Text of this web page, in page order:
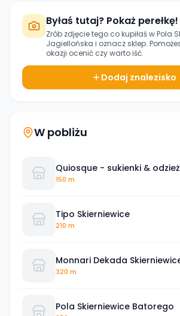
Byłaś tutaj? Pokaż perełkę!
Zrób zdjęcie tego co kupiłaś wPola
Jagiellońska i oznacz sklep.
okazji ocenić czy warto iść.
Dodaj znalezisko
W pobliżu
Quiosque - sukienki &
150 m
Tipo Skierniewice
210 m
Monnari Dekada
320 m
Pola Skierniewice Batorego